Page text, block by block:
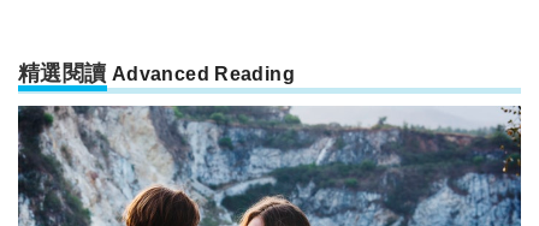
精選閱讀 Advanced Reading